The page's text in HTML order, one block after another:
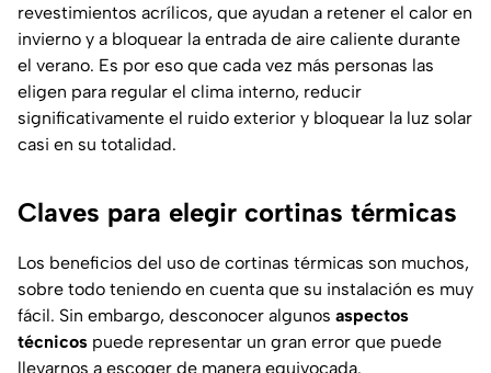
revestimientos acrílicos, que ayudan a retener el calor en
invierno y a bloquear la entrada de aire caliente durante
el verano. Es por eso que cada vez más personas las
eligen para regular el clima interno, reducir
significativamente el ruido exterior y bloquear la luz solar
casi en su totalidad.
Claves para elegir cortinas térmicas
Los beneficios del uso de cortinas térmicas son muchos,
sobre todo teniendo en cuenta que su instalación es muy
fácil. Sin embargo, desconocer algunos aspectos
técnicos puede representar un gran error que puede
llevarnos a escoger de manera equivocada.